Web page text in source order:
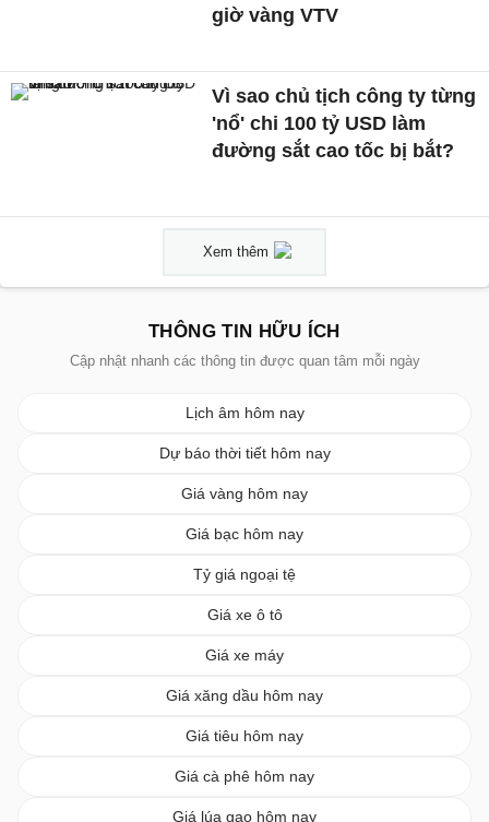
giờ vàng VTV
Vì sao chủ tịch công ty từng
'nổ' chi 100 tỷ USD làm
đường sắt cao tốc bị bắt?
Xem thêm
THÔNG TIN HỮU ÍCH
Cập nhật nhanh các thông tin được quan tâm mỗi ngày
Lịch âm hôm nay
Dự báo thời tiết hôm nay
Giá vàng hôm nay
Giá bạc hôm nay
Tỷ giá ngoại tệ
Giá xe ô tô
Giá xe máy
Giá xăng dầu hôm nay
Giá tiêu hôm nay
Giá cà phê hôm nay
Giá lúa gạo hôm nay